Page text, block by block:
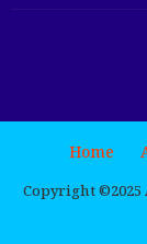
Copyright
Home